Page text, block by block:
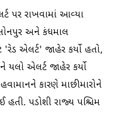
પર રાખવામાં આવ્યા
અને કંધમાલ
એલર્ટ' જાહેર કર્યો હતો,
એલર્ટ જાહેર કર્યો
કારણે માછીમારોને
પડોશી રાજ્ય પશ્ચિમ